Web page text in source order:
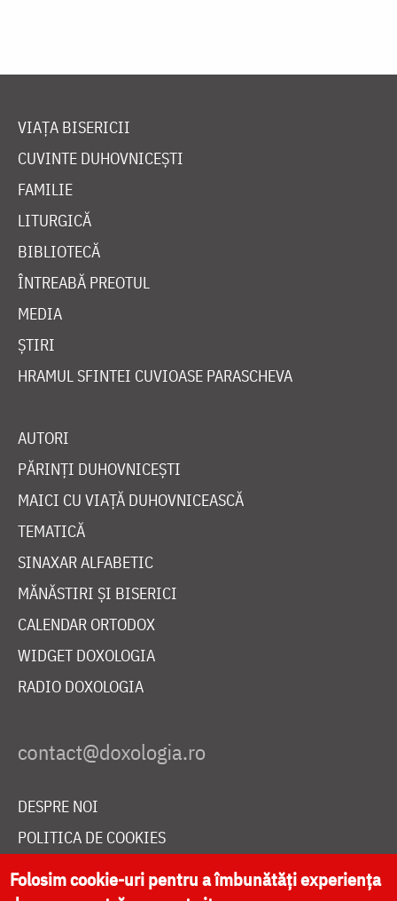
VIAȚA BISERICII
CUVINTE DUHOVNICEȘTI
FAMILIE
LITURGICĂ
BIBLIOTECĂ
ÎNTREABĂ PREOTUL
MEDIA
ȘTIRI
HRAMUL SFINTEI CUVIOASE PARASCHEVA
AUTORI
PĂRINȚI DUHOVNICEȘTI
MAICI CU VIAȚĂ DUHOVNICEASCĂ
TEMATICĂ
SINAXAR ALFABETIC
MĂNĂSTIRI ȘI BISERICI
CALENDAR ORTODOX
WIDGET DOXOLOGIA
RADIO DOXOLOGIA
DESPRE NOI
POLITICA DE COOKIES
DONEAZĂ ONLINE PENTRU CATEDRALA NAȚIONALĂ
Folosim cookie-uri pentru a îmbunătăți experiența